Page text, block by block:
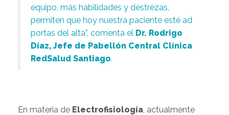
equipo, más habilidades y destrezas,
permiten que hoy nuestra paciente esté ad
portas del alta”, comenta el Dr. Rodrigo
Díaz, Jefe de Pabellón Central Clínica
RedSalud Santiago.
En materia de Electrofisiología, actualmente